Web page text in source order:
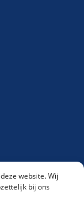
website. Wij
bij ons